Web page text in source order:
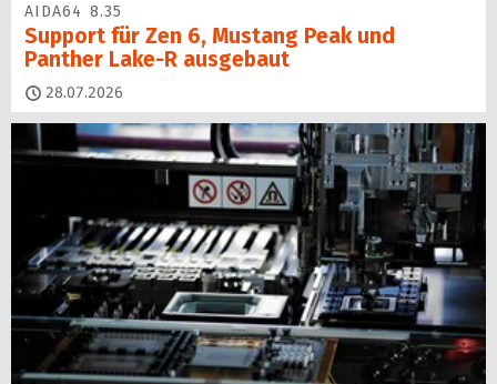
AIDA64 8.35
Support für Zen 6, Mustang Peak und
Panther Lake-R ausgebaut
28.07.2026